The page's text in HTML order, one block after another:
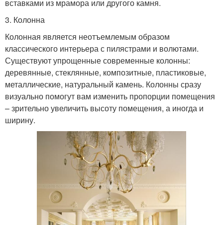
вставками из мрамора или другого камня.
3. Колонна
Колонная является неотъемлемым образом
классического интерьера с пилястрами и волютами.
Существуют упрощенные современные колонны:
деревянные, стеклянные, композитные, пластиковые,
металлические, натуральный камень. Колонны сразу
визуально помогут вам изменить пропорции помещения
– зрительно увеличить высоту помещения, а иногда и
ширину.